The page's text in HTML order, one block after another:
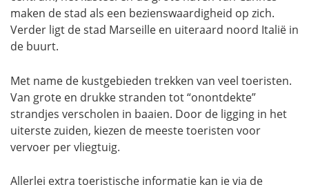
maken de stad als een bezienswaardigheid op zich.
Verder ligt de stad Marseille en uiteraard noord Italië in
de buurt.
Met name de kustgebieden trekken van veel toeristen.
Van grote en drukke stranden tot “onontdekte”
strandjes verscholen in baaien. Door de ligging in het
uiterste zuiden, kiezen de meeste toeristen voor
vervoer per vliegtuig.
Allerlei extra toeristische informatie kan je via de